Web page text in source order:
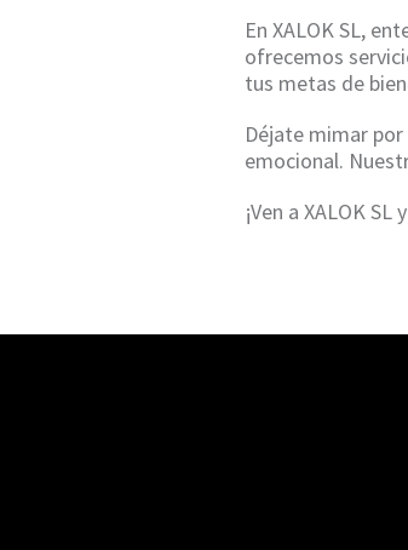
En XALOK SL,
ofrecemos
tus metas de
Déjate mimar
emocional.
¡Ven a XALOK